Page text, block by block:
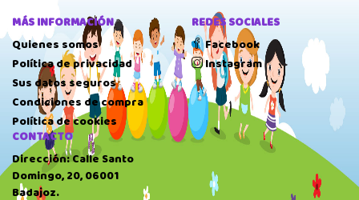
MÁS INFORMACIÓN
Quienes somos
Política de privacidad
Sus datos seguros
Condiciones de compra
Política de cookies
REDES SOCIALES
Facebook
Instagram
CONTACTO
Dirección: Calle Santo
Domingo, 20, 06001
Badajoz.